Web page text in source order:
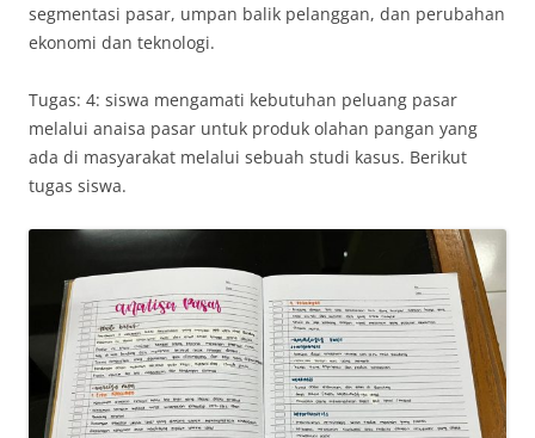
segmentasi pasar, umpan balik pelanggan, dan perubahan
ekonomi dan teknologi.
Tugas: 4: siswa mengamati kebutuhan peluang pasar
melalui anaisa pasar untuk produk olahan pangan yang
ada di masyarakat melalui sebuah studi kasus. Berikut
tugas siswa.